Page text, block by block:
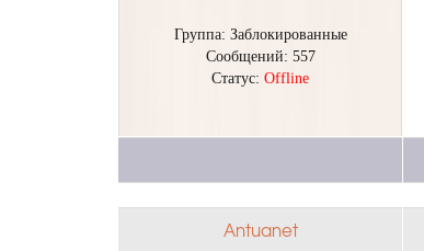
Группа: Заблокированные
Сообщений: 557
Статус: Offline
Antuanet